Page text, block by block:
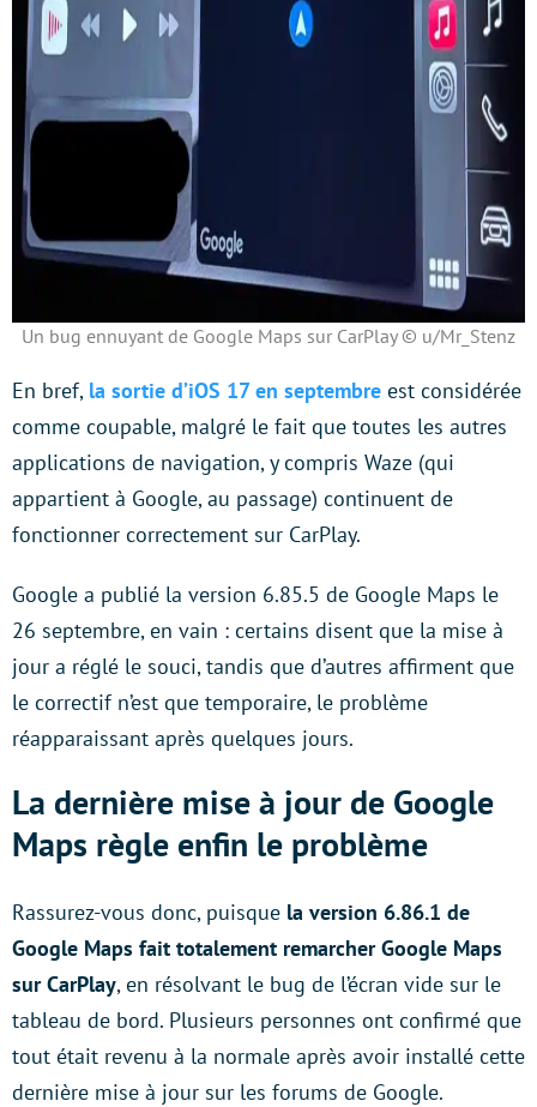
Un bug ennuyant de Google Maps sur CarPlay © u/Mr_Stenz
En bref, la sortie d’iOS 17 en septembre est considérée
comme coupable, malgré le fait que toutes les autres
applications de navigation, y compris Waze (qui
appartient à Google, au passage) continuent de
fonctionner correctement sur CarPlay.
Google a publié la version 6.85.5 de Google Maps le
26 septembre, en vain : certains disent que la mise à
jour a réglé le souci, tandis que d’autres affirment que
le correctif n’est que temporaire, le problème
réapparaissant après quelques jours.
La dernière mise à jour de Google
Maps règle enfin le problème
Rassurez-vous donc, puisque la version 6.86.1 de
Google Maps fait totalement remarcher Google Maps
sur CarPlay, en résolvant le bug de l’écran vide sur le
tableau de bord. Plusieurs personnes ont confirmé que
tout était revenu à la normale après avoir installé cette
dernière mise à jour sur les forums de Google.